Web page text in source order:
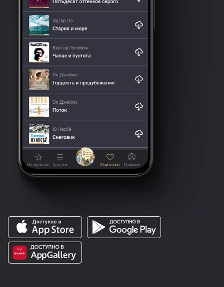
Свадьба Шнеерсона